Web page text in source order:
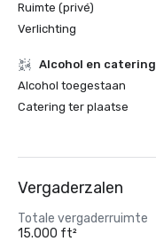
Ruimte (privé)
Verlichting
Alcohol en catering
Alcohol toegestaan
Catering ter plaatse
Vergaderzalen
Totale vergaderruimte
15.000 ft²